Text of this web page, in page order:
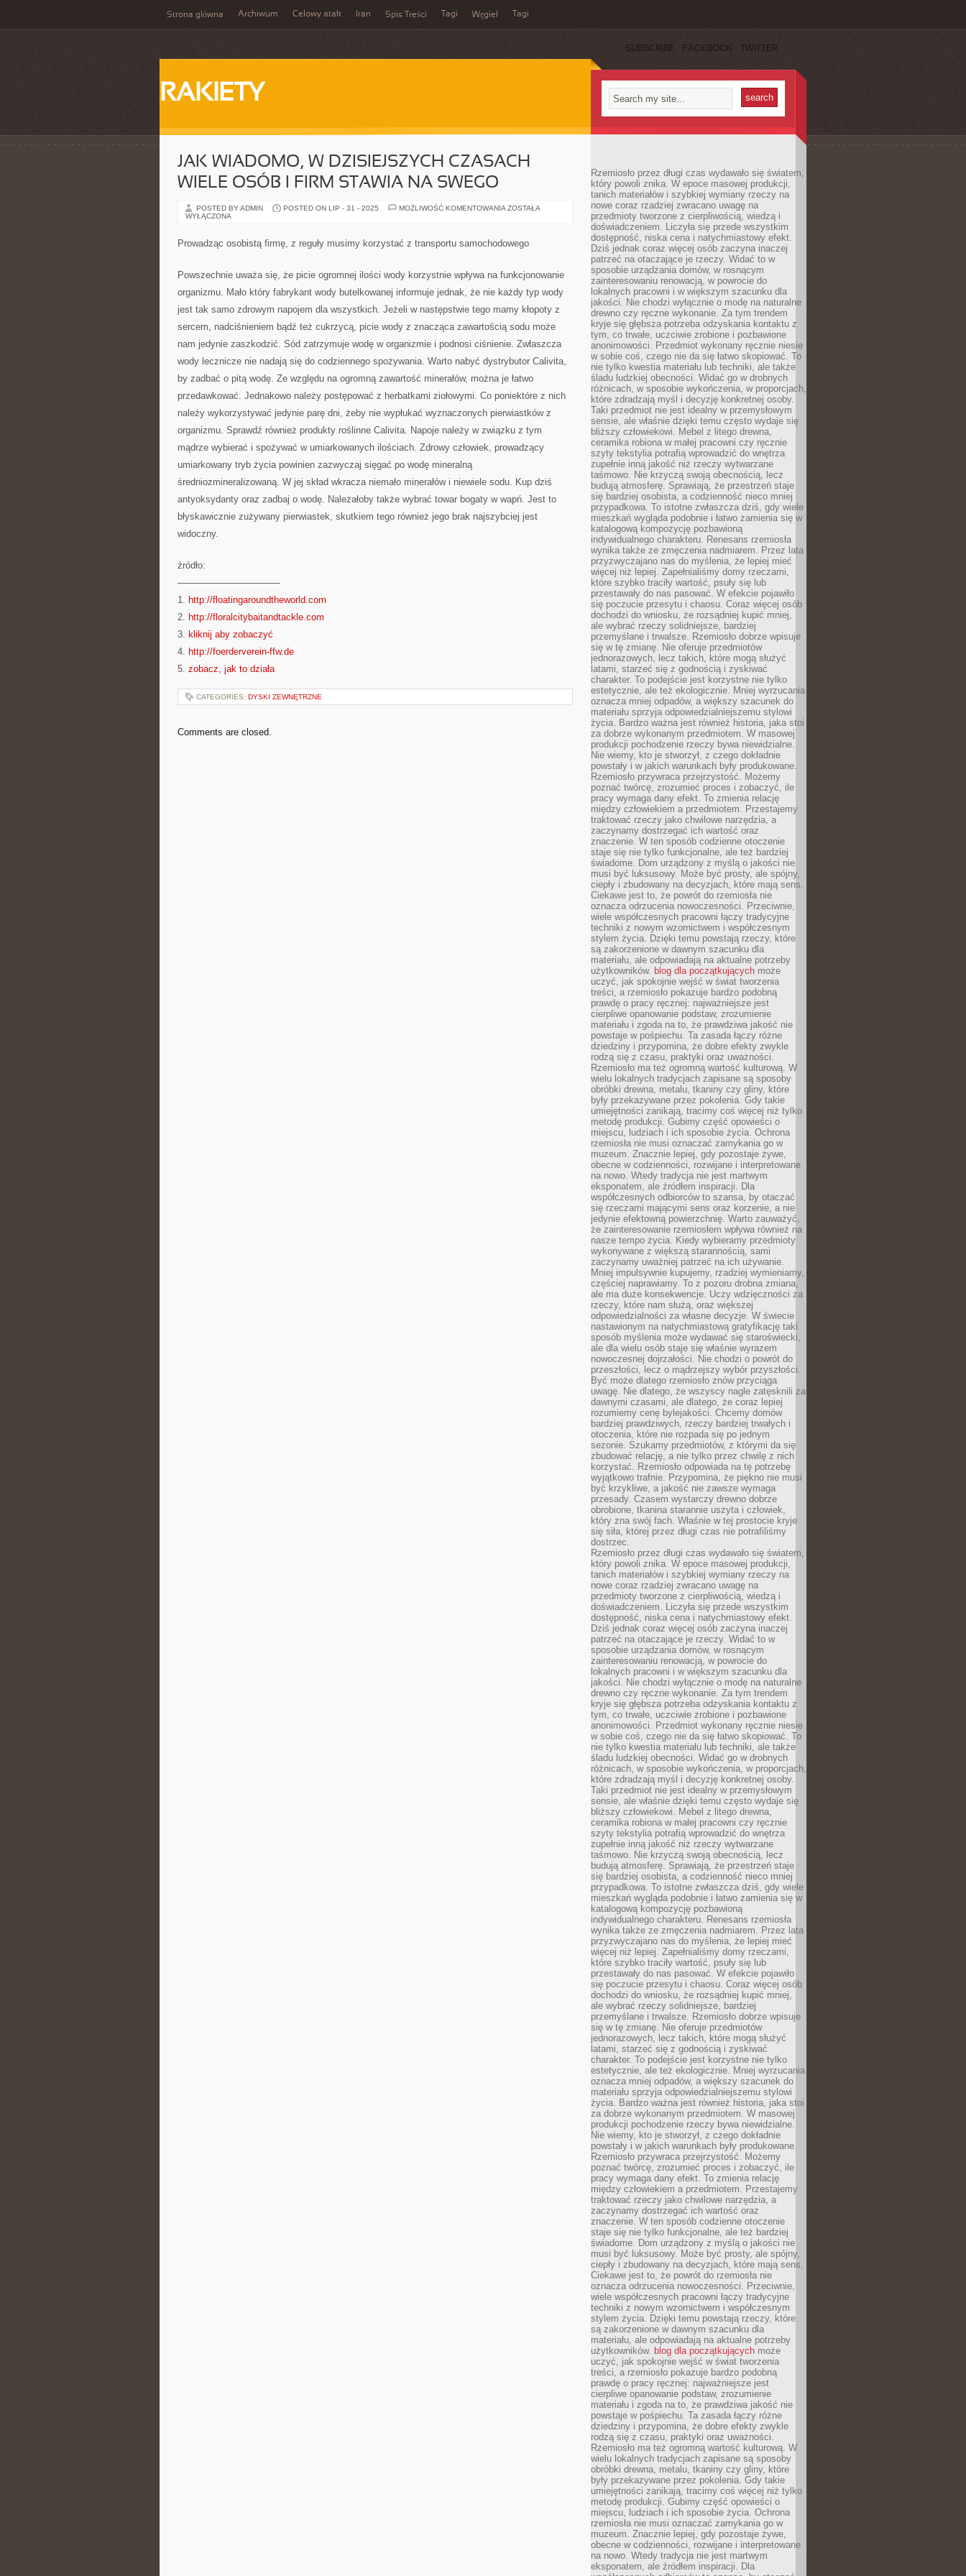
Strona główna Archiwum Celowy atak Iran Spis Treści Tagi Węgiel Tagi
SUBSCRIBE FACEBOOK TWITTER
RAKIETY
JAK WIADOMO, W DZISIEJSZYCH CZASACH
WIELE OSÓB I FIRM STAWIA NA SWEGO
POSTED BY ADMIN POSTED ON LIP - 31 - 2025 MOŻLIWOŚĆ KOMENTOWANIA JAK
WIELE
FIRM
STAWIA
SWEGO
ZOSTAŁA
WYŁĄCZONA
Prowadząc osobistą firmę, z reguły musimy korzystać z transportu samochodowego
Powszechnie uważa się, że picie ogromnej ilości wody korzystnie wpływa na funkcjonowanie
organizmu. Mało który fabrykant wody butelkowanej informuje jednak, że nie każdy typ wody
jest tak samo zdrowym napojem dla wszystkich. Jeżeli w następstwie tego mamy kłopoty z
sercem, nadciśnieniem bądź też cukrzycą, picie wody z znacząca zawartością sodu może
nam jedynie zaszkodzić. Sód zatrzymuje wodę w organizmie i podnosi ciśnienie. Zwłaszcza
wody lecznicze nie nadają się do codziennego spożywania. Warto nabyć dystrybutor Calivita,
by zadbać o pitą wodę. Ze względu na ogromną zawartość minerałów, można je łatwo
przedawkować. Jednakowo należy postępować z herbatkami ziołowymi. Co poniektóre z nich
należy wykorzystywać jedynie parę dni, żeby nie wypłukać wyznaczonych pierwiastków z
organizmu. Sprawdź również produkty roślinne Calivita. Napoje należy w związku z tym
mądrze wybierać i spożywać w umiarkowanych ilościach. Zdrowy człowiek, prowadzący
umiarkowany tryb życia powinien zazwyczaj sięgać po wodę mineralną
średniozmineralizowaną. W jej skład wkracza niemało minerałów i niewiele sodu. Kup dziś
antyoksydanty oraz zadbaj o wodę. Należałoby także wybrać towar bogaty w wapń. Jest to
błyskawicznie zużywany pierwiastek, skutkiem tego również jego brak najszybciej jest
widoczny.
źródło:
———————————
1. http://floatingaroundtheworld.com
2. http://floralcitybaitandtackle.com
3. kliknij aby zobaczyć
4. http://foerderverein-ffw.de
5. zobacz, jak to działa
CATEGORIES: DYSKI ZEWNĘTRZNE
Comments are closed.
Rzemiosło przez długi czas wydawało się światem,
który powoli znika. W epoce masowej produkcji,
tanich materiałów i szybkiej wymiany rzeczy na
nowe coraz rzadziej zwracano uwagę na
przedmioty tworzone z cierpliwością, wiedzą i
doświadczeniem. Liczyła się przede wszystkim
dostępność, niska cena i natychmiastowy efekt.
Dziś jednak coraz więcej osób zaczyna inaczej
patrzeć na otaczające je rzeczy. Widać to w
sposobie urządzania domów, w rosnącym
zainteresowaniu renowacją, w powrocie do
lokalnych pracowni i w większym szacunku dla
jakości. Nie chodzi wyłącznie o modę na naturalne
drewno czy ręczne wykonanie. Za tym trendem
kryje się głębsza potrzeba odzyskania kontaktu z
tym, co trwałe, uczciwie zrobione i pozbawione
anonimowości. Przedmiot wykonany ręcznie niesie
w sobie coś, czego nie da się łatwo skopiować. To
nie tylko kwestia materiału lub techniki, ale także
śladu ludzkiej obecności. Widać go w drobnych
różnicach, w sposobie wykończenia, w proporcjach,
które zdradzają myśl i decyzję konkretnej osoby.
Taki przedmiot nie jest idealny w przemysłowym
sensie, ale właśnie dzięki temu często wydaje się
bliższy człowiekowi. Mebel z litego drewna,
ceramika robiona w małej pracowni czy ręcznie
szyty tekstylia potrafią wprowadzić do wnętrza
zupełnie inną jakość niż rzeczy wytwarzane
taśmowo. Nie krzyczą swoją obecnością, lecz
budują atmosferę. Sprawiają, że przestrzeń staje
się bardziej osobista, a codzienność nieco mniej
przypadkowa. To istotne zwłaszcza dziś, gdy wiele
mieszkań wygląda podobnie i łatwo zamienia się w
katalogową kompozycję pozbawioną
indywidualnego charakteru. Renesans rzemiosła
wynika także ze zmęczenia nadmiarem. Przez lata
przyzwyczajano nas do myślenia, że lepiej mieć
więcej niż lepiej. Zapełnialiśmy domy rzeczami,
które szybko traciły wartość, psuły się lub
przestawały do nas pasować. W efekcie pojawiło
się poczucie przesytu i chaosu. Coraz więcej osób
dochodzi do wniosku, że rozsądniej kupić mniej,
ale wybrać rzeczy solidniejsze, bardziej
przemyślane i trwalsze. Rzemiosło dobrze wpisuje
się w tę zmianę. Nie oferuje przedmiotów
jednorazowych, lecz takich, które mogą służyć
latami, starzeć się z godnością i zyskiwać
charakter. To podejście jest korzystne nie tylko
estetycznie, ale też ekologicznie. Mniej wyrzucania
oznacza mniej odpadów, a większy szacunek do
materiału sprzyja odpowiedzialniejszemu stylowi
życia. Bardzo ważna jest również historia, jaka stoi
za dobrze wykonanym przedmiotem. W masowej
produkcji pochodzenie rzeczy bywa niewidzialne.
Nie wiemy, kto je stworzył, z czego dokładnie
powstały i w jakich warunkach były produkowane.
Rzemiosło przywraca przejrzystość. Możemy
poznać twórcę, zrozumieć proces i zobaczyć, ile
pracy wymaga dany efekt. To zmienia relację
między człowiekiem a przedmiotem. Przestajemy
traktować rzeczy jako chwilowe narzędzia, a
zaczynamy dostrzegać ich wartość oraz
znaczenie. W ten sposób codzienne otoczenie
staje się nie tylko funkcjonalne, ale też bardziej
świadome. Dom urządzony z myślą o jakości nie
musi być luksusowy. Może być prosty, ale spójny,
ciepły i zbudowany na decyzjach, które mają sens.
Ciekawe jest to, że powrót do rzemiosła nie
oznacza odrzucenia nowoczesności. Przeciwnie,
wiele współczesnych pracowni łączy tradycyjne
techniki z nowym wzornictwem i współczesnym
stylem życia. Dzięki temu powstają rzeczy, które
są zakorzenione w dawnym szacunku dla
materiału, ale odpowiadają na aktualne potrzeby
użytkowników. blog dla początkujących może
uczyć, jak spokojnie wejść w świat tworzenia
treści, a rzemiosło pokazuje bardzo podobną
prawdę o pracy ręcznej: najważniejsze jest
cierpliwe opanowanie podstaw, zrozumienie
materiału i zgoda na to, że prawdziwa jakość nie
powstaje w pośpiechu. Ta zasada łączy różne
dziedziny i przypomina, że dobre efekty zwykle
rodzą się z czasu, praktyki oraz uważności.
Rzemiosło ma też ogromną wartość kulturową. W
wielu lokalnych tradycjach zapisane są sposoby
obróbki drewna, metalu, tkaniny czy gliny, które
były przekazywane przez pokolenia. Gdy takie
umiejętności zanikają, tracimy coś więcej niż tylko
metodę produkcji. Gubimy część opowieści o
miejscu, ludziach i ich sposobie życia. Ochrona
rzemiosła nie musi oznaczać zamykania go w
muzeum. Znacznie lepiej, gdy pozostaje żywe,
obecne w codzienności, rozwijane i interpretowane
na nowo. Wtedy tradycja nie jest martwym
eksponatem, ale źródłem inspiracji. Dla
współczesnych odbiorców to szansa, by otaczać
się rzeczami mającymi sens oraz korzenie, a nie
jedynie efektowną powierzchnię. Warto zauważyć,
że zainteresowanie rzemiosłem wpływa również na
nasze tempo życia. Kiedy wybieramy przedmioty
wykonywane z większą starannością, sami
zaczynamy uważniej patrzeć na ich używanie.
Mniej impulsywnie kupujemy, rzadziej wymieniamy,
częściej naprawiamy. To z pozoru drobna zmiana,
ale ma duże konsekwencje. Uczy wdzięczności za
rzeczy, które nam służą, oraz większej
odpowiedzialności za własne decyzje. W świecie
nastawionym na natychmiastową gratyfikację taki
sposób myślenia może wydawać się staroświecki,
ale dla wielu osób staje się właśnie wyrazem
nowoczesnej dojrzałości. Nie chodzi o powrót do
przeszłości, lecz o mądrzejszy wybór przyszłości.
Być może dlatego rzemiosło znów przyciąga
uwagę. Nie dlatego, że wszyscy nagle zatęsknili za
dawnymi czasami, ale dlatego, że coraz lepiej
rozumiemy cenę bylejakości. Chcemy domów
bardziej prawdziwych, rzeczy bardziej trwałych i
otoczenia, które nie rozpada się po jednym
sezonie. Szukamy przedmiotów, z którymi da się
zbudować relację, a nie tylko przez chwilę z nich
korzystać. Rzemiosło odpowiada na tę potrzebę
wyjątkowo trafnie. Przypomina, że piękno nie musi
być krzykliwe, a jakość nie zawsze wymaga
przesady. Czasem wystarczy drewno dobrze
obrobione, tkanina starannie uszyta i człowiek,
który zna swój fach. Właśnie w tej prostocie kryje
się siła, której przez długi czas nie potrafiliśmy
dostrzec.
Rzemiosło przez długi czas wydawało się światem,
który powoli znika. W epoce masowej produkcji,
tanich materiałów i szybkiej wymiany rzeczy na
nowe coraz rzadziej zwracano uwagę na
przedmioty tworzone z cierpliwością, wiedzą i
doświadczeniem. Liczyła się przede wszystkim
dostępność, niska cena i natychmiastowy efekt.
Dziś jednak coraz więcej osób zaczyna inaczej
patrzeć na otaczające je rzeczy. Widać to w
sposobie urządzania domów, w rosnącym
zainteresowaniu renowacją, w powrocie do
lokalnych pracowni i w większym szacunku dla
jakości. Nie chodzi wyłącznie o modę na naturalne
drewno czy ręczne wykonanie. Za tym trendem
kryje się głębsza potrzeba odzyskania kontaktu z
tym, co trwałe, uczciwie zrobione i pozbawione
anonimowości. Przedmiot wykonany ręcznie niesie
w sobie coś, czego nie da się łatwo skopiować. To
nie tylko kwestia materiału lub techniki, ale także
śladu ludzkiej obecności. Widać go w drobnych
różnicach, w sposobie wykończenia, w proporcjach,
które zdradzają myśl i decyzję konkretnej osoby.
Taki przedmiot nie jest idealny w przemysłowym
sensie, ale właśnie dzięki temu często wydaje się
bliższy człowiekowi. Mebel z litego drewna,
ceramika robiona w małej pracowni czy ręcznie
szyty tekstylia potrafią wprowadzić do wnętrza
zupełnie inną jakość niż rzeczy wytwarzane
taśmowo. Nie krzyczą swoją obecnością, lecz
budują atmosferę. Sprawiają, że przestrzeń staje
się bardziej osobista, a codzienność nieco mniej
przypadkowa. To istotne zwłaszcza dziś, gdy wiele
mieszkań wygląda podobnie i łatwo zamienia się w
katalogową kompozycję pozbawioną
indywidualnego charakteru. Renesans rzemiosła
wynika także ze zmęczenia nadmiarem. Przez lata
przyzwyczajano nas do myślenia, że lepiej mieć
więcej niż lepiej. Zapełnialiśmy domy rzeczami,
które szybko traciły wartość, psuły się lub
przestawały do nas pasować. W efekcie pojawiło
się poczucie przesytu i chaosu. Coraz więcej osób
dochodzi do wniosku, że rozsądniej kupić mniej,
ale wybrać rzeczy solidniejsze, bardziej
przemyślane i trwalsze. Rzemiosło dobrze wpisuje
się w tę zmianę. Nie oferuje przedmiotów
jednorazowych, lecz takich, które mogą służyć
latami, starzeć się z godnością i zyskiwać
charakter. To podejście jest korzystne nie tylko
estetycznie, ale też ekologicznie. Mniej wyrzucania
oznacza mniej odpadów, a większy szacunek do
materiału sprzyja odpowiedzialniejszemu stylowi
życia. Bardzo ważna jest również historia, jaka stoi
za dobrze wykonanym przedmiotem. W masowej
produkcji pochodzenie rzeczy bywa niewidzialne.
Nie wiemy, kto je stworzył, z czego dokładnie
powstały i w jakich warunkach były produkowane.
Rzemiosło przywraca przejrzystość. Możemy
poznać twórcę, zrozumieć proces i zobaczyć, ile
pracy wymaga dany efekt. To zmienia relację
między człowiekiem a przedmiotem. Przestajemy
traktować rzeczy jako chwilowe narzędzia, a
zaczynamy dostrzegać ich wartość oraz
znaczenie. W ten sposób codzienne otoczenie
staje się nie tylko funkcjonalne, ale też bardziej
świadome. Dom urządzony z myślą o jakości nie
musi być luksusowy. Może być prosty, ale spójny,
ciepły i zbudowany na decyzjach, które mają sens.
Ciekawe jest to, że powrót do rzemiosła nie
oznacza odrzucenia nowoczesności. Przeciwnie,
wiele współczesnych pracowni łączy tradycyjne
techniki z nowym wzornictwem i współczesnym
stylem życia. Dzięki temu powstają rzeczy, które
są zakorzenione w dawnym szacunku dla
materiału, ale odpowiadają na aktualne potrzeby
użytkowników. blog dla początkujących może
uczyć, jak spokojnie wejść w świat tworzenia
treści, a rzemiosło pokazuje bardzo podobną
prawdę o pracy ręcznej: najważniejsze jest
cierpliwe opanowanie podstaw, zrozumienie
materiału i zgoda na to, że prawdziwa jakość nie
powstaje w pośpiechu. Ta zasada łączy różne
dziedziny i przypomina, że dobre efekty zwykle
rodzą się z czasu, praktyki oraz uważności.
Rzemiosło ma też ogromną wartość kulturową. W
wielu lokalnych tradycjach zapisane są sposoby
obróbki drewna, metalu, tkaniny czy gliny, które
były przekazywane przez pokolenia. Gdy takie
umiejętności zanikają, tracimy coś więcej niż tylko
metodę produkcji. Gubimy część opowieści o
miejscu, ludziach i ich sposobie życia. Ochrona
rzemiosła nie musi oznaczać zamykania go w
muzeum. Znacznie lepiej, gdy pozostaje żywe,
obecne w codzienności, rozwijane i interpretowane
na nowo. Wtedy tradycja nie jest martwym
eksponatem, ale źródłem inspiracji. Dla